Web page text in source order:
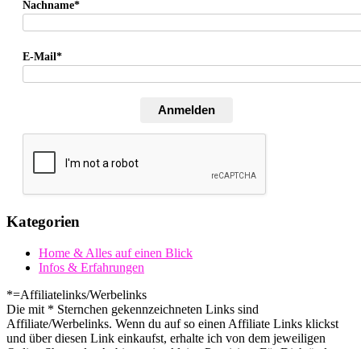
Nachname*
E-Mail*
Anmelden
Kategorien
Home & Alles auf einen Blick
Infos & Erfahrungen
*=Affiliatelinks/Werbelinks
Die mit * Sternchen gekennzeichneten Links sind
Affiliate/Werbelinks. Wenn du auf so einen Affiliate Links klickst
und über diesen Link einkaufst, erhalte ich von dem jeweiligen